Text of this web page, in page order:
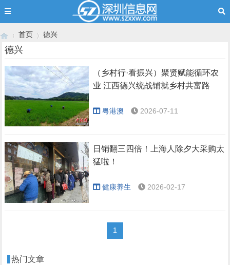
首页
›
德兴
德兴
（乡村行·看振兴）聚贤赋能循环农
业 江西德兴统战铺就乡村共富路
粤港澳 2026-07-11
日销翻三四倍！上海人除夕大采购太
猛啦！
健康养生 2026-02-17
1
热门文章